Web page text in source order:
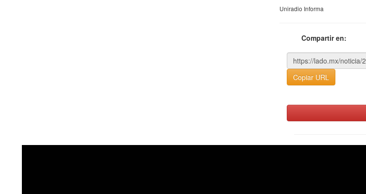
Uniradio Informa
Compartir en:
Copiar URL